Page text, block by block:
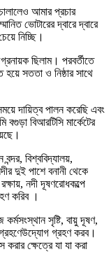
আমার প্রচার
ভোটারের দ্বারে দ্বারে
নিচ্ছি।
ছিলাম। পরবর্তীতে
হয়ে সততা ও নিষ্ঠার সাথে
দায়িত্ব পালন করেছি এবং
বগুড়া বিআরটিসি মার্কেটের
বিশ্ববিদ্যালয়,
দুই পাশে বনানী থেকে
নদী দূষণরোধকল্পে
করিব ।
কর্মসংস্থান সৃষ্টি, বায়ু দূষণ,
গ্রহণেউদ্যোগ গ্রহণ করব।
ক্ষেত্রে যা যা করা